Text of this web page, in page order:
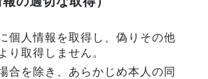
個人情報を取得し、偽りその他
り取得しません。
合を除き、あらかじめ本人の同